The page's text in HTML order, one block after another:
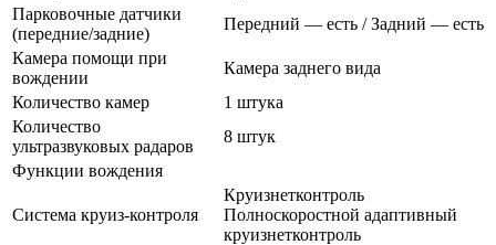
Парковочные датчики
(передние/задние)
Передний — есть / Задний — есть
Камера помощи при
вождении
Камера заднего вида
Количество камер
1 штука
Количество
ультразвуковых радаров
8 штук
Функции вождения
Система круиз-контроля
Круизнетконтроль
Полноскоростной адаптивный
круизнетконтроль